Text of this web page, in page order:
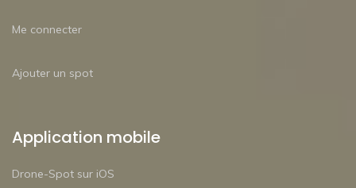
Me connecter
Ajouter un spot
Application mobile
Drone-Spot sur iOS